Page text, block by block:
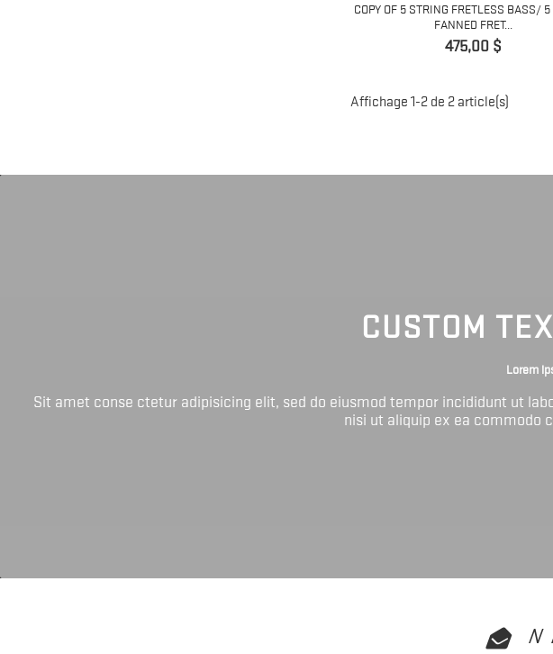
COPY OF 5 STRING FRETLESS BASS/ 5
FANNED FRET...
Prix
475,00 $
Affichage 1-2 de 2 article(s)
CUSTOM
Lorem
Sit amet conse ctetur adipisicing elit, sed do eiusmod tempor incididunt ut
nisi ut aliquip ex ea commodo